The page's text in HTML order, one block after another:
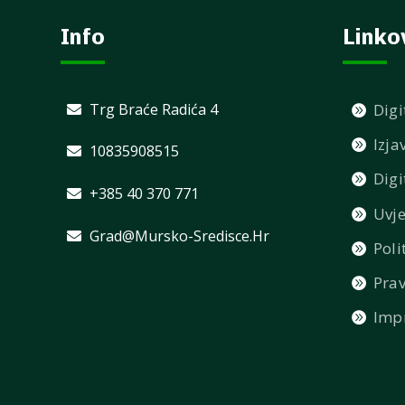
Info
Trg Braće Radića 4
10835908515
+385 40 370 771
Grad@mursko-Sredisce.hr